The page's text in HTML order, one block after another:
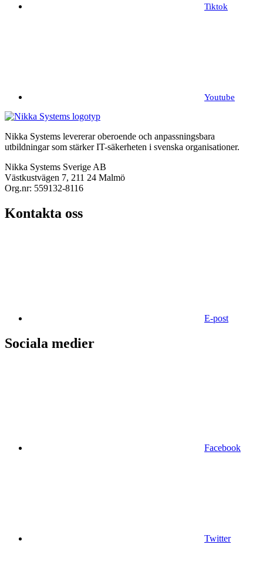
Tiktok
Youtube
Nikka Systems levererar oberoende och anpassningsbara
utbildningar som stärker IT-säkerheten i svenska organisationer.
Nikka Systems Sverige AB
Västkustvägen 7, 211 24 Malmö
Org.nr: 559132-8116
Kontakta oss
E-post
Sociala medier
Facebook
Twitter